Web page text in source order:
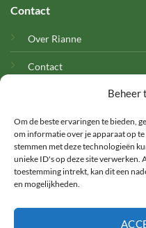
Beheer
Om de beste ervaringen te bieden,
om informatie over je apparaat op
stemmen met deze technologieën
unieke ID's op deze site verwerken.
toestemming intrekt, kan dit een
en mogelijkheden.
Contact
Over Rianne
Contact